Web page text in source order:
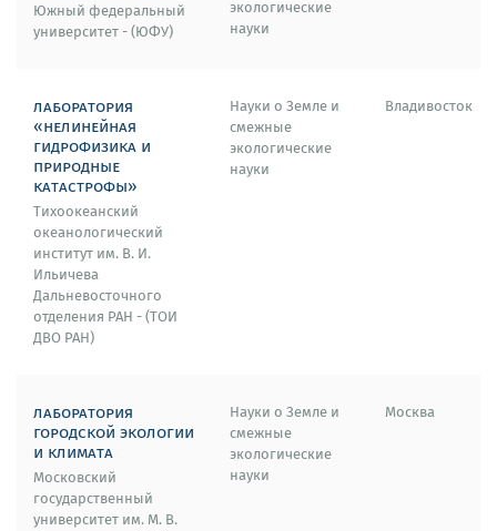
Южный федеральный
университет - (ЮФУ)
экологические
науки
лаборатория
«нелинейная
гидрофизика и
природные
катастрофы»
Тихоокеанский
океанологический
институт им. В. И.
Ильичева
Дальневосточного
отделения РАН - (ТОИ
ДВО РАН)
Науки о Земле и
смежные
экологические
науки
Владивосток
лаборатория
городской экологии
и климата
Московский
государственный
университет им. М. В.
Науки о Земле и
смежные
экологические
науки
Москва